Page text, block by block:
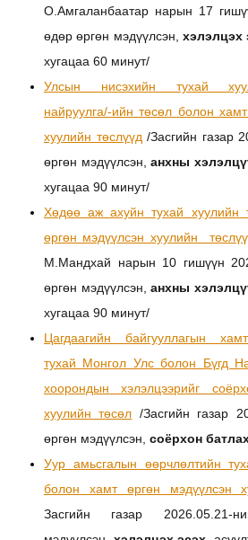
О.Амгаланбаатар нарын 17
өдөр өргөн мэдүүлсэн, хэлэлцэх
хугацаа 60 минут/
Улсын нисэхийн тухай
найруулга/-ийн төсөл болон
хуулийн төслүүд /Засгийн газар
өргөн мэдүүлсэн,анхны
хугацаа 90 минут/
Хөдөө аж ахуйн тухай хуулийн
өргөн мэдүүлсэн хуулийн
М.Мандхай нарын 10 гишүүн
өргөн мэдүүлсэн,анхны
хугацаа 90 минут/
Цагдаагийн байгууллагын
тухай Монгол Улс болон Бүгд
хоорондын хэлэлцээрийг
хуулийн төсөл /Засгийн газар
өргөн мэдүүлсэн, соёрхон
Уур амьсгалын өөрчлөлтийн
болон хамт өргөн мэдүүлсэн
Засгийн газар 2026.05.21-